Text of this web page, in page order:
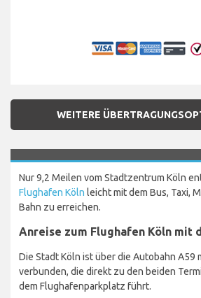
WEITERE
Nur 9,2 Meilen vom Stadtzentrum Köln
Flughafen Köln leicht mit dem Bus, Taxi,
Bahn zu erreichen.
Anreise zum Flughafen Köln mit
Die Stadt Köln ist über die Autobahn A59
verbunden, die direkt zu den beiden
dem Flughafenparkplatz führt.